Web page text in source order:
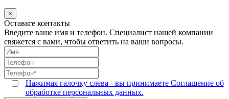
×
Оставьте контакты
Введите ваше имя и телефон. Специалист нашей компании
свяжется с вами, чтобы ответить на ваши вопросы.
Нажимая галочку слева - вы принимаете Соглашение об
обработке персональных данных.